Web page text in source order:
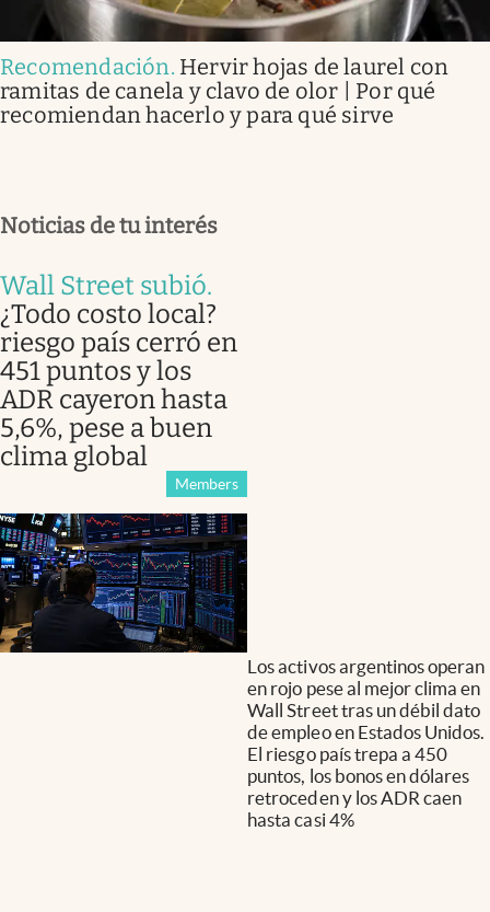
Recomendación. Hervir hojas de laurel con
ramitas de canela y clavo de olor | Por qué
recomiendan hacerlo y para qué sirve
Noticias de tu interés
Wall Street subió.
¿Todo costo local?
riesgo país cerró en
451 puntos y los
ADR cayeron hasta
5,6%, pese a buen
clima global
Members
Los activos argentinos operan
en rojo pese al mejor clima en
Wall Street tras un débil dato
de empleo en Estados Unidos.
El riesgo país trepa a 450
puntos, los bonos en dólares
retroceden y los ADR caen
hasta casi 4%